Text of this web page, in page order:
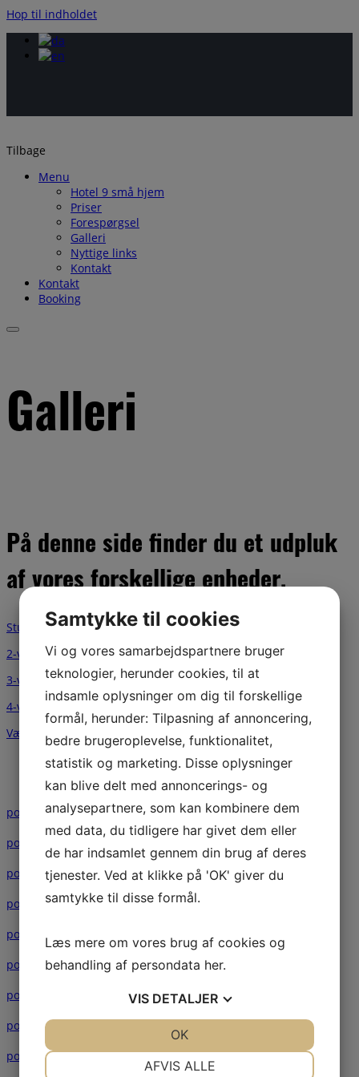
Hop til indholdet
Tilbage
Menu
Hotel 9 små hjem
Priser
Forespørgsel
Galleri
Nyttige links
Kontakt
Kontakt
Booking
Galleri
På denne side finder du et udpluk
af vores forskellige enheder.
Studio – Classensgade
2-vær. lejlighed – Classensgade
3-vær. lejlighed – Classensgade
4-vær. lejlighed – Classensgade
Værelser på 5. sal
postcard-229449-12884-b
postcard-229453-17183-b
postcard-229455-23983-b
postcard-229457-24565-b
postcard-229458-27132-b
postcard-229460-2681-b
postcard-229461-23348-b
postcard-229463-7649-b
postcard-229464-16189-b
Samtykke til cookies
Vi og vores samarbejdspartnere bruger
teknologier, herunder cookies, til at
indsamle oplysninger om dig til forskellige
formål, herunder: Tilpasning af annoncering,
bedre brugeroplevelse, funktionalitet,
statistik og marketing. Disse oplysninger
kan blive delt med annoncerings- og
analysepartnere, som kan kombinere dem
med data, du tidligere har givet dem eller
de har indsamlet gennem din brug af deres
tjenester. Ved at klikke på 'OK' giver du
samtykke til disse formål.
Læs mere om vores brug af cookies og
behandling af persondata her.
VIS DETALJER
AFVIS ALLE
OK